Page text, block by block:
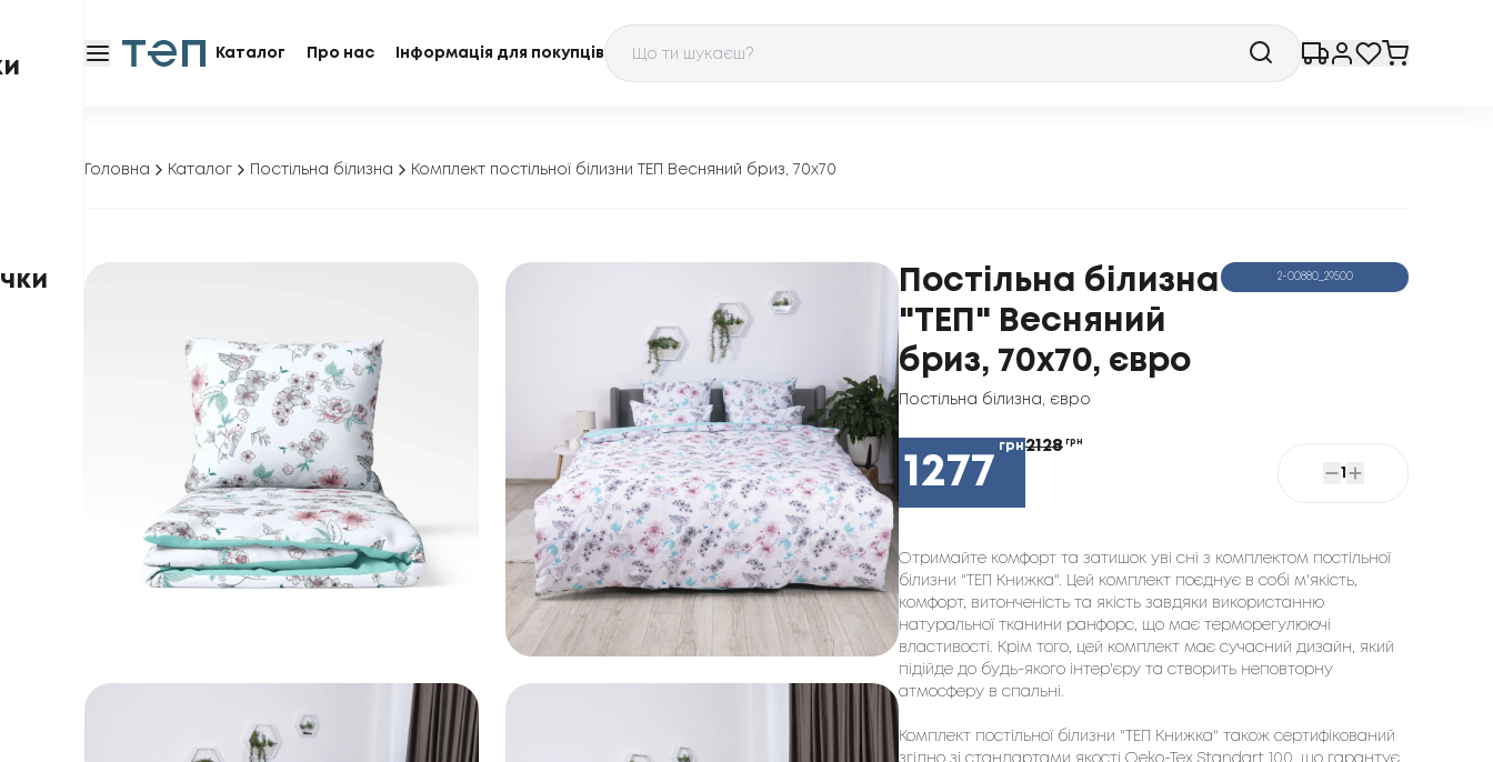
Каталог Про нас Інформація для покупців
Головна Каталог Постільна білизна Комплект постільної білизни ТЕП Весняний бриз, 70x70
Постільна білизна
"ТЕП" Весняний
бриз, 70x70, євро
Постільна білизна євро
2-00880_29500
1277
грн2128 грн
1
Отримайте комфорт та затишок уві сні з комплектом постільної
білизни "ТЕП Книжка". Цей комплект поєднує в собі м'якість,
комфорт, витонченість та якість завдяки використанню
натуральної тканини ранфорс, що має терморегулюючі
властивості. Крім того, цей комплект має сучасний дизайн, який
підійде до будь-якого інтер'єру та створить неповторну
атмосферу в спальні.
Комплект постільної білизни "ТЕП Книжка" також сертифікований
згідно зі стандартами якості Oeko-Tex Standart 100, що гарантує